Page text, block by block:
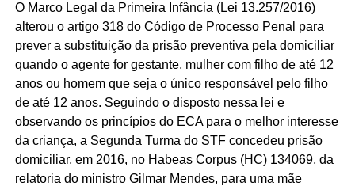
O Marco Legal da Primeira Infância (Lei 13.257/2016)
alterou o artigo 318 do Código de Processo Penal para
prever a substituição da prisão preventiva pela domiciliar
quando o agente for gestante, mulher com filho de até 12
anos ou homem que seja o único responsável pelo filho
de até 12 anos. Seguindo o disposto nessa lei e
observando os princípios do ECA para o melhor interesse
da criança, a Segunda Turma do STF concedeu prisão
domiciliar, em 2016, no Habeas Corpus (HC) 134069, da
relatoria do ministro Gilmar Mendes, para uma mãe